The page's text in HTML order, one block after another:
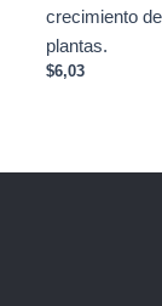
crecimiento
plantas.
$6,03